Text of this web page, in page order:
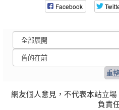
Facebook
網友個人意見，不代表本站立
負責